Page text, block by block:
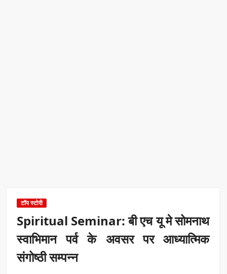
अठावलेटॉप स्टोरी
Spiritual Seminar: बी एच यू मे सोमनाथ
स्वाभिमान पर्व के अवसर पर आध्यात्मिक
संगोष्ठी सम्पन्न